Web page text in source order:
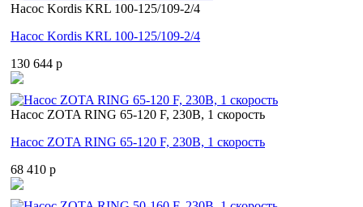
Насос Kordis KRL 100-125/109-2/4
Насос Kordis KRL 100-125/109-2/4
130 644 p
Насос ZOTA RING 65-120 F, 230В, 1 скорость
Насос ZOTA RING 65-120 F, 230В, 1 скорость
68 410 p